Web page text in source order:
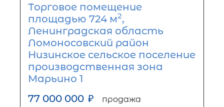
Торговое помещение
площадью 724 м2,
Ленинградская область
Ломоносовский район
Низинское сельское поселение
производственная зона
Марьино 1
77 000 000 ₽ продажа